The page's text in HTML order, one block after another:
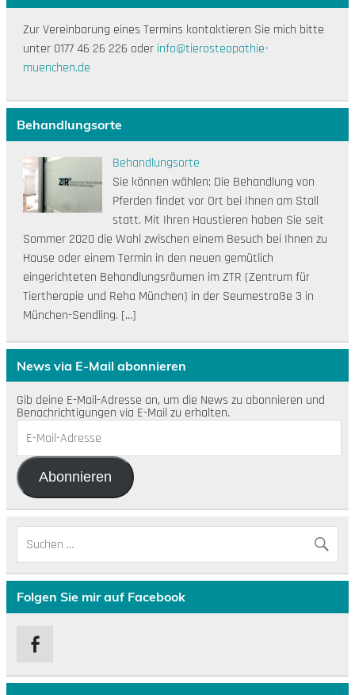
Zur Vereinbarung eines Termins kontaktieren Sie mich bitte
unter 0177 46 26 226 oder info@tierosteopathie-
muenchen.de
Behandlungsorte
Behandlungsorte
Sie können wählen: Die Behandlung von
Pferden findet vor Ort bei Ihnen am Stall
statt. Mit Ihren Haustieren haben Sie seit
Sommer 2020 die Wahl zwischen einem Besuch bei Ihnen zu
Hause oder einem Termin in den neuen gemütlich
eingerichteten Behandlungsräumen im ZTR (Zentrum für
Tiertherapie und Reha München) in der Seumestraße 3 in
München-Sendling. […]
News via E-Mail abonnieren
Gib deine E-Mail-Adresse an, um die News zu abonnieren und
Benachrichtigungen via E-Mail zu erhalten.
E-
Mail-
Abonnieren
Folgen Sie mir auf Facebook